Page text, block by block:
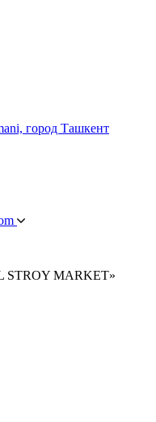
город Ташкент
STROY MARKET»